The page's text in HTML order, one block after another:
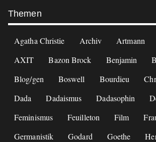
Themen
Agatha Christie Archiv Artmann
AXIT
Bazon Brock Benjamin
Blog/gen
Boswell Bourdieu
Dada
Dadaismus Dadasophin
Feminismus
Feuilleton Film
Germanistik
Godard Goethe